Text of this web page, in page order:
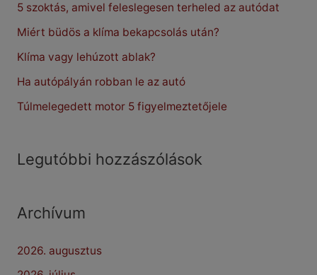
h
f
o
r
5 szoktás, amivel feleslegesen terheled az autódat
Miért büdös a klíma bekapcsolás után?
Klíma vagy lehúzott ablak?
Ha autópályán robban le az autó
Túlmelegedett motor 5 figyelmeztetőjele
Legutóbbi hozzászólások
Archívum
2026. augusztus